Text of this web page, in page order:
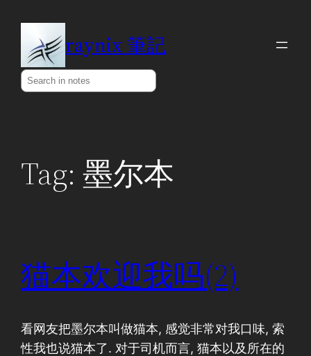
content
raynix 筆記
Search
Tag:墨尔本
猫本欢迎我吗(2)
看网友把墨尔本叫做猫本, 感觉非常对我口味, 索
性我也说猫本了. 对于司机而言, 猫本以及所在的